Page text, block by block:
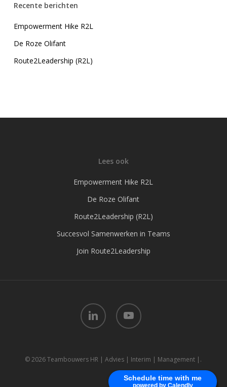
Schedule time with me
powered by Calendly
Recente berichten
Empowerment Hike R2L
De Roze Olifant
Route2Leadership (R2L)
Lees ook
Empowerment Hike R2L
De Roze Olifant
Route2Leadership (R2L)
Succesvol Samenwerken in Teams
Join Route2Leadership
linkedin youtube
© 2026 Teambouwers HR | Advies | Interim | Management |.